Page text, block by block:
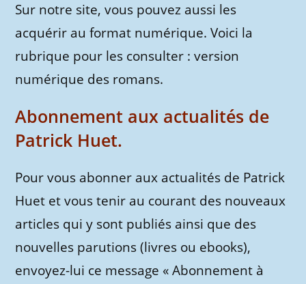
Sur notre site, vous pouvez aussi les
acquérir au format numérique. Voici la
rubrique pour les consulter : version
numérique des romans.
Abonnement aux actualités de
Patrick Huet.
Pour vous abonner aux actualités de Patrick
Huet et vous tenir au courant des nouveaux
articles qui y sont publiés ainsi que des
nouvelles parutions (livres ou ebooks),
envoyez-lui ce message « Abonnement à